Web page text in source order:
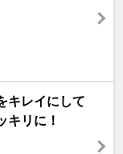
キレイにして
キリに！